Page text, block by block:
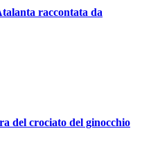
raccontata da
del crociato del ginocchio